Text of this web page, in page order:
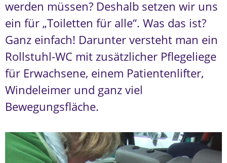
werden müssen? Deshalb setzen wir uns
ein für „Toiletten für alle“. Was das ist?
Ganz einfach! Darunter versteht man ein
Rollstuhl-WC mit zusätzlicher Pflegeliege
für Erwachsene, einem Patientenlifter,
Windeleimer und ganz viel
Bewegungsfläche.